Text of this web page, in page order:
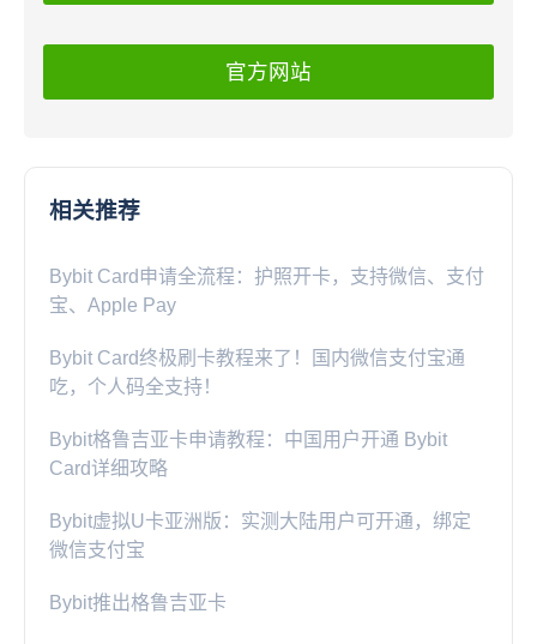
官方网站
相关推荐
Bybit Card申请全流程：护照开卡，支持微信、支付
宝、Apple Pay
Bybit Card终极刷卡教程来了！国内微信支付宝通
吃，个人码全支持！
Bybit格鲁吉亚卡申请教程：中国用户开通 Bybit
Card详细攻略
Bybit虚拟U卡亚洲版：实测大陆用户可开通，绑定
微信支付宝
Bybit推出格鲁吉亚卡